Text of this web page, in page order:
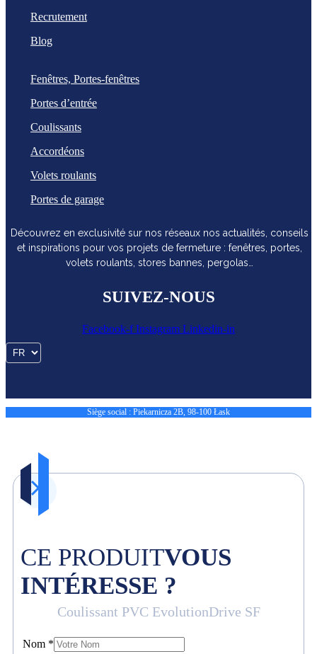
Recrutement
Blog
Fenêtres, Portes-fenêtres
Portes d’entrée
Coulissants
Accordéons
Volets roulants
Portes de garage
Découvrez en exclusivité sur nos réseaux nos actualités, conseils
et inspirations pour vos projets de fermeture : fenêtres, portes,
volets roulants, stores bannes, pergolas…
SUIVEZ-NOUS
Facebook-f Instagram Linkedin-in
Siège social : Piekarnicza 2B, 98-100 Łask
CE PRODUITVOUS
INTÉRESSE ?
Coulissant PVC EvolutionDrive SF
Nom *